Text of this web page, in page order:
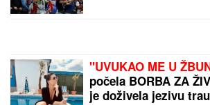
"UVUKAO ME U
počela BORBA ZA
je doživela jezivu